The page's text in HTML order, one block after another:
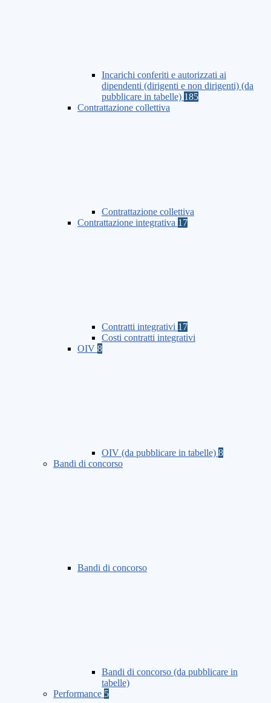
Incarichi conferiti e autorizzati ai
dipendenti (dirigenti e non dirigenti) (da
pubblicare in tabelle) 185
Contrattazione collettiva
Contrattazione collettiva
Contrattazione integrativa 17
Contratti integrativi 17
Costi contratti integrativi
OIV 8
OIV (da pubblicare in tabelle) 8
Bandi di concorso
Bandi di concorso
Bandi di concorso (da pubblicare in
tabelle)
Performance 5